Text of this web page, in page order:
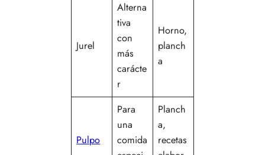
Jurel
Alterna
tiva
con
más
carácte
r
Horno,
planch
a
Pulpo
Para
una
comida
Planch
a,
recetas